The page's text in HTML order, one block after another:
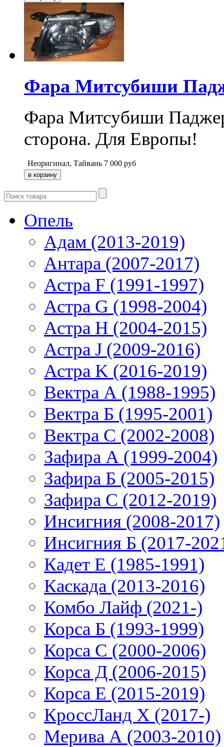
Фара Митсубиши
Фара Митсубиши
сторона. Для Европы!
Неоригинал, Тайвань 7 000 руб
Опель
Адам (2013-2019)
Антара (2007-2017)
Астра F (1991-1997)
Астра G (1998-2004)
Астра H (2004-2015)
Астра J (2009-2016)
Астра K (2016-2019)
Вектра А (1988-1995)
Вектра Б (1995-2001)
Вектра С (2002-2008)
Зафира А (1999-2004)
Зафира Б (2005-2015)
Зафира С (2012-2019)
Инсигния (2008-2017)
Инсигния Б (2017-
Кадет Е (1985-1991)
Каскада (2013-2016)
Комбо Лайф (2021-)
Корса Б (1993-1999)
Корса С (2000-2006)
Корса Д (2006-2015)
Корса E (2015-2019)
КроссЛанд X (2017-)
Мерива А (2003-2010)